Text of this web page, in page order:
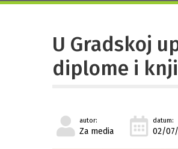
U Gradskoj
diplome i
autor:
Za media
datum:
02/